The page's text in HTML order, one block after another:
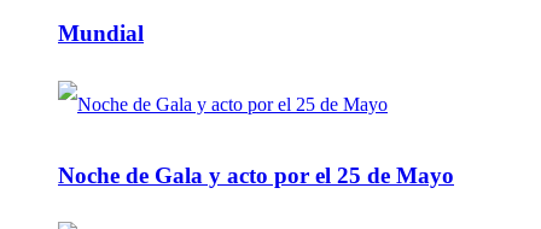
Mundial
Noche de Gala y acto por el 25 de Mayo